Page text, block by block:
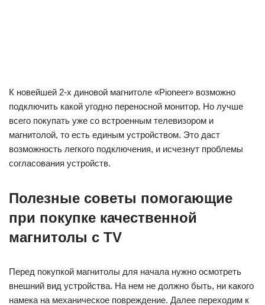
Проверяем все находящиеся на нем разъемы и
осматриваем монитор. Он должен так же быть без
дефектов и на нем должна быть наклеена пленка,
желательно плотная и мягкая. Так как экран не больших
габаритов к осмотру нужно отнестись очень внимательно.
При возникновении воздушного пространства в
как в дальнейшем пространство будет только
Руководство по использованию и установлению магнитолы
проигрывающее устройство самостоятельно не составит
труда, главное пользоваться фото и видео материалами,
которые смогут помочь понять, что к чему. Цена магнитолы